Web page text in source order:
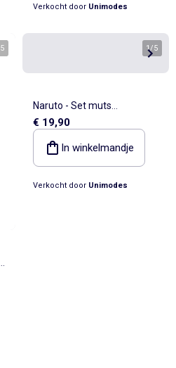
Verkocht door Unimodes
5 1/5
Naruto - Set muts
handschoenen sjaal kind
€ 19,90
In winkelmandje
Verkocht door Unimodes